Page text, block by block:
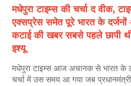
मधेपुरा टाइम्स की चर्चा द वीक,
एक्सप्रेस समेत पूरे भारत के दर्जनों
कटाई की खबर सबसे पहले छापी
इश्यू
मधेपुरा टाइम्स आज अचानक से भारत के
चर्चा में उस समय आ गया जब प्रधानमंत्री